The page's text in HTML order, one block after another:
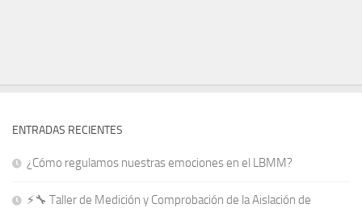
ENTRADAS RECIENTES
¿Cómo regulamos nuestras emociones en el LBMM?
⚡🔧 Taller de Medición y Comprobación de la Aislación de